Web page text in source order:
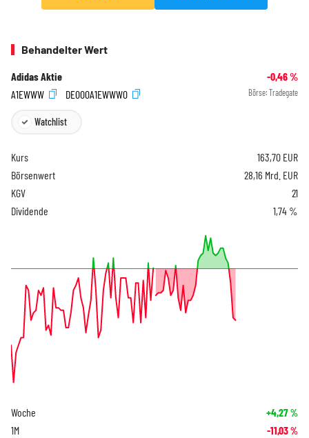
Behandelter Wert
Adidas Aktie -0,46%
A1EWWW
DE000A1EWWW0 Börse: Tradegate
Watchlist
Kurs 163,70 EUR
Börsenwert
28,16 Mrd. EUR
KGV
21
Dividende
1,74 %
Woche +4,27%
1M -11,03%